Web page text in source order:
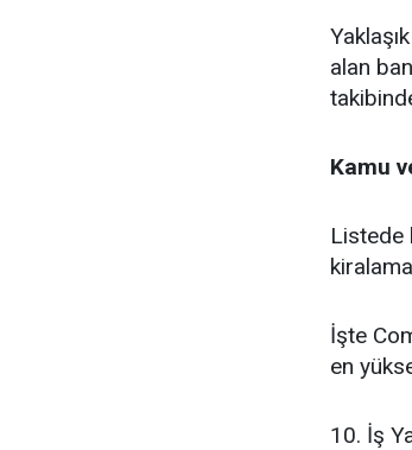
alan
Kamu
Listede
İşte
en
10. İş